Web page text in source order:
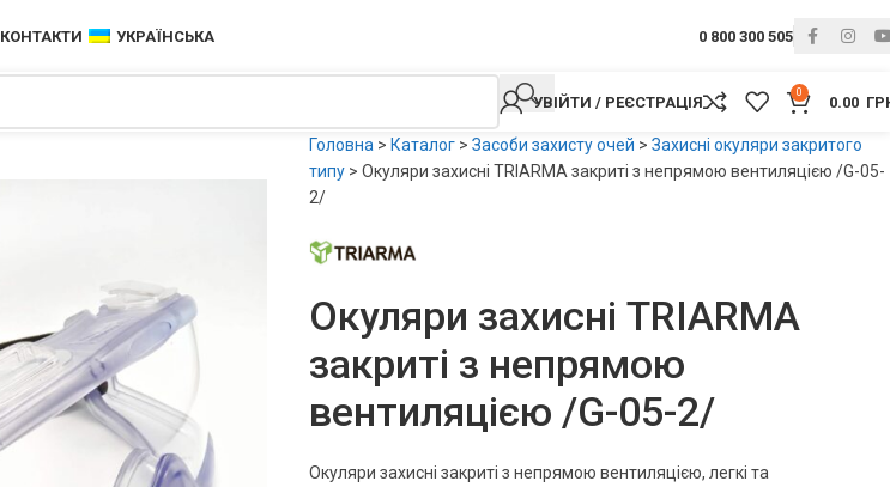
КОНТАКТИ УКРАЇНСЬКА 0 800 300 505
УВІЙТИ / РЕЄСТРАЦІЯ
0
0.00
Головна > Каталог> Засоби захисту очей > Захисні окуляри закритого
типу> Окуляри захисні TRIARMA закриті з непрямою вентиляцією /G-05-
2/
Окуляри захисні TRIARMA
закриті з непрямою
вентиляцією /G-05-2/
Окуляри захисні закриті з непрямою вентиляцією, легкі та